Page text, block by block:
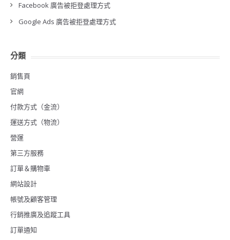
Facebook 廣告被拒登處理方式
Google Ads 廣告被拒登處理方式
分類
銷售頁
官網
付款方式（金流）
運送方式（物流）
營運
第三方服務
訂單＆購物車
網站設計
帳號及顧客管理
行銷推廣及追蹤工具
訂單通知